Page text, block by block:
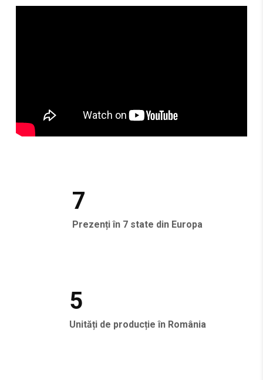
7
Prezenți în 7 state din Europa
5
Unități de producție în România